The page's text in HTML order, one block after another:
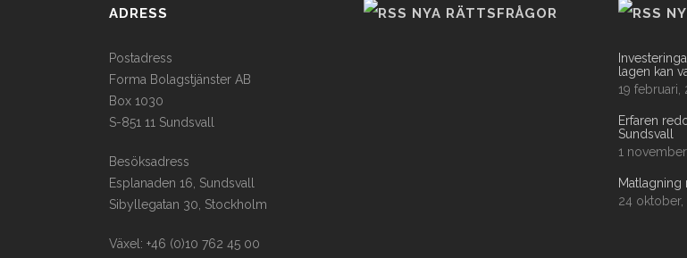
ADRESS
Postadress
Forma Bolagstjänster AB
Box 1030
S-851 11 Sundsvall
Besöksadress
Esplanaden 16, Sundsvall
Sibyllegatan 30, Stockholm
Växel: +46 (0)10 762 45 00
NYA RÄTTSFRÅGOR
lagen kan
19 februari,
Erfaren
Sundsvall
1
Matlagning
24 oktober,